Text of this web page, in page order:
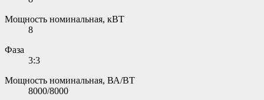
Мощность номинальная, кВТ
8
Фаза
3:3
Мощность номинальная, ВА/ВТ
8000/8000